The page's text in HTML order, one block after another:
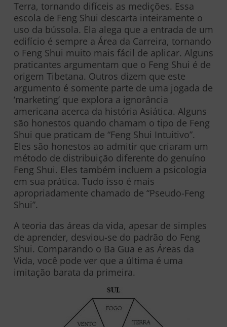
Terra, tornando difíceis as medições. Essa
escola de Feng Shui descarta inteiramente o
uso da bússola. Ela alega que a entrada de um
edifício é sempre a Área da Carreira, tornando
o Feng Shui muito mais fácil de aplicar. Alguns
praticantes argumentam que o Feng Shui é de
origem Tibetana. Outros dizem que este
argumento é somente parte de uma jogada de
‘marketing’ que explora a ignorância
americana acerca da história Asiática. Alguns
são honestos quando chamam o tipo de Feng
Shui que praticam de “Feng Shui Intuitivo”.
Eles são honestos ao admitir que criaram um
método de distribuição diferente do genuíno
Feng Shui. Eles também incluem a psicologia
em sua prática. Tudo isso é mais
apropriadamente chamado de “Pseudo-Feng
Shui”.
A teoria das áreas da vida, apesar de simples
de aprender, desviou-se do padrão do Feng
Shui. Comparando o Ba Gua e as Áreas da
Vida, você pode ver que a última é uma
imitação barata da primeira.